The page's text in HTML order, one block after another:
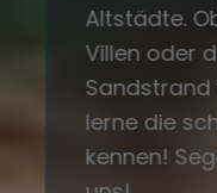
Altstädte.
Villen oder
Sandstrand
lerne die
kennen!